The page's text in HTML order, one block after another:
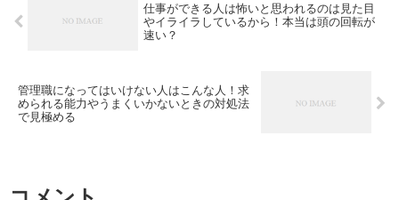
仕事ができる人は怖いと思われるのは見た目
やイライラしているから！本当は頭の回転が
速い？
管理職になってはいけない人はこんな人！求
められる能力やうまくいかないときの対処法
で見極める